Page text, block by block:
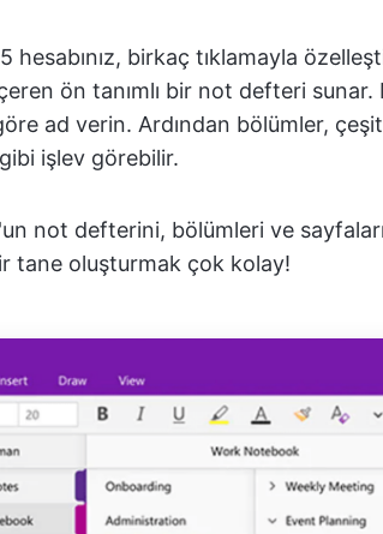
hesabınız, birkaç tıklamayla
ön tanımlı bir not defteri
ad verin. Ardından bölümler,
işlev görebilir.
not defterini, bölümleri ve
tane oluşturmak çok kolay!